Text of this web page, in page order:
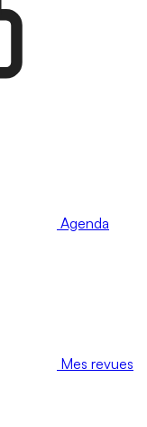
Agenda
Mes revues